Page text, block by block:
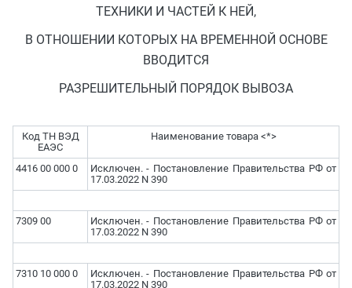
ТЕХНИКИ И ЧАСТЕЙ К НЕЙ,
В ОТНОШЕНИИ КОТОРЫХ НА ВРЕМЕННОЙ ОСНОВЕ
ВВОДИТСЯ
РАЗРЕШИТЕЛЬНЫЙ ПОРЯДОК ВЫВОЗА
Код ТН ВЭД
ЕАЭС
Наименование товара <*>
4416 00 000 0
Исключен. - Постановление Правительства РФ от
17.03.2022 N 390
7309 00
Исключен. - Постановление Правительства РФ от
17.03.2022 N 390
7310 10 000 0
Исключен. - Постановление Правительства РФ от
17.03.2022 N 390